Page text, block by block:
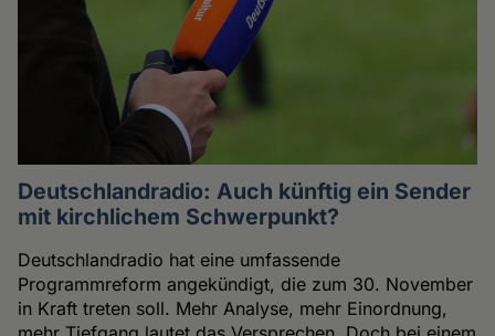
Deutschlandradio: Auch künftig ein Sender
mit kirchlichem Schwerpunkt?
Deutschlandradio hat eine umfassende
Programmreform angekündigt, die zum 30. November
in Kraft treten soll. Mehr Analyse, mehr Einordnung,